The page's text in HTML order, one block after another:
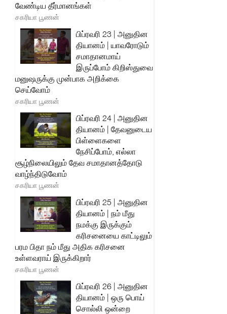
வேண்டிய தீர்மானங்கள்
சகரியா பூணன்
பிப்ரவரி 23 | அனுதின
தியானம் | யாவரோடும்
சமாதானமாய்
இருப்போம் கிறிஸ்துவை
மனுஷருக்கு முன்பாக அறிக்கை
செய்வோம்
சகரியா பூணன்
பிப்ரவரி 24 | அனுதின
தியானம் | தேவனுடைய
பிள்ளைகளை
நேசிப்போம், எல்லா
சூழ்நிலையிலும் தேவ சமாதானத்தோடு
வாழ்ந்திடுவோம்
சகரியா பூணன்
பிப்ரவரி 25 | அனுதின
தியானம் | நம் மீது
நமக்கு இருக்கும்
கரிசனையை காட்டிலும்
பரம பிதா நம் மீது அதிக கரிசனை
உள்ளவராய் இருக்கிறார்
சகரியா பூணன்
பிப்ரவரி 26 | அனுதின
தியானம் | ஒரு பொய்
சொல்லி ஒன்றை